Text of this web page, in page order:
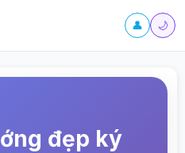
👤 🌙
đẹp ký